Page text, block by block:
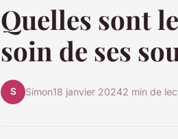
Quelles sont
soin de ses
S Simon18 janvier 20242 min de